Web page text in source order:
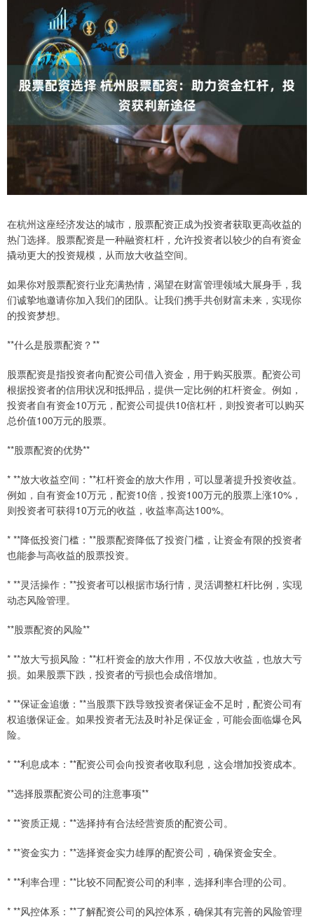
在杭州这座经济发达的城市，股票配资正成为投资者获取更高收益的
热门选择。股票配资是一种融资杠杆，允许投资者以较少的自有资金
撬动更大的投资规模，从而放大收益空间。
如果你对股票配资行业充满热情，渴望在财富管理领域大展身手，我
们诚挚地邀请你加入我们的团队。让我们携手共创财富未来，实现你
的投资梦想。
**什么是股票配资？**
股票配资是指投资者向配资公司借入资金，用于购买股票。配资公司
根据投资者的信用状况和抵押品，提供一定比例的杠杆资金。例如，
投资者自有资金10万元，配资公司提供10倍杠杆，则投资者可以购买
总价值100万元的股票。
**股票配资的优势**
* **放大收益空间：**杠杆资金的放大作用，可以显著提升投资收益。
例如，自有资金10万元，配资10倍，投资100万元的股票上涨10%，
则投资者可获得10万元的收益，收益率高达100%。
* **降低投资门槛：**股票配资降低了投资门槛，让资金有限的投资者
也能参与高收益的股票投资。
* **灵活操作：**投资者可以根据市场行情，灵活调整杠杆比例，实现
动态风险管理。
**股票配资的风险**
* **放大亏损风险：**杠杆资金的放大作用，不仅放大收益，也放大亏
损。如果股票下跌，投资者的亏损也会成倍增加。
* **保证金追缴：**当股票下跌导致投资者保证金不足时，配资公司有
权追缴保证金。如果投资者无法及时补足保证金，可能会面临爆仓风
险。
* **利息成本：**配资公司会向投资者收取利息，这会增加投资成本。
**选择股票配资公司的注意事项**
* **资质正规：**选择持有合法经营资质的配资公司。
* **资金实力：**选择资金实力雄厚的配资公司，确保资金安全。
* **利率合理：**比较不同配资公司的利率，选择利率合理的公司。
* **风控体系：**了解配资公司的风控体系，确保其有完善的风险管理